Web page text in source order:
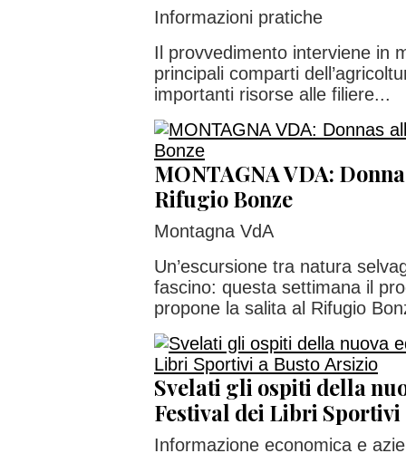
Informazioni pratiche
Il provvedimento interviene in
principali comparti
importanti risorse alle filiere...
MONTAGNA VDA:
Rifugio Bonze
Montagna VdA
Un’escursione tra natura
fascino: questa settimana il
propone la salita al Rifugio
Svelati gli ospiti della
Festival dei Libri Sportivi
Informazione economica e